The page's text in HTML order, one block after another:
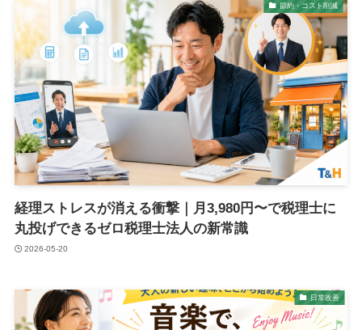
節約・コスト削減
経理ストレスが消える衝撃｜月3,980円〜で税理士に
丸投げできるゼロ税理士法人の新常識
2026-05-20
日常改善